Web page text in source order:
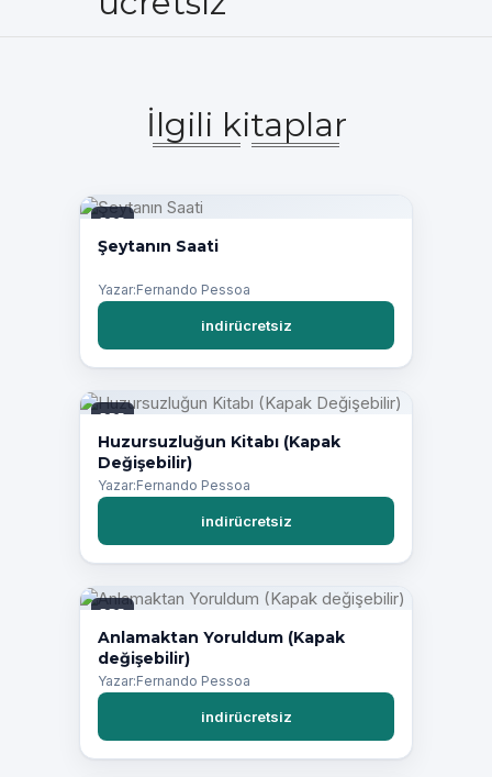
İlgili kitaplar
PDF
Şeytanın Saati
Yazar:Fernando Pessoa
indirücretsiz
PDF
Huzursuzluğun Kitabı (Kapak
Değişebilir)
Yazar:Fernando Pessoa
indirücretsiz
PDF
Anlamaktan Yoruldum (Kapak
değişebilir)
Yazar:Fernando Pessoa
indirücretsiz